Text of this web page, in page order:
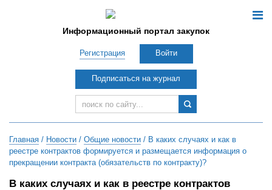
Информационный портал закупок
Регистрация Войти
Подписаться на журнал
Главная / Новости / Общие новости / В каких случаях и как в
реестре контрактов формируется и размещается информация о
прекращении контракта (обязательств по контракту)?
В каких случаях и как в реестре контрактов